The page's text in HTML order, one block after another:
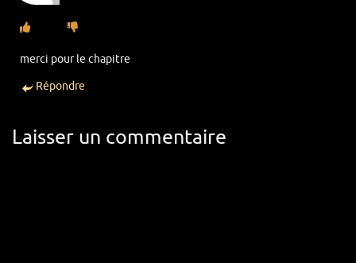
merci pour le chapitre
Répondre
Laisser un commentaire